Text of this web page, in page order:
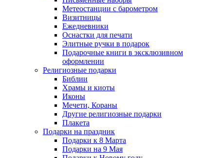
Метеостанции с барометром
Визитницы
Ежедневники
Оснастки для печати
Элитные ручки в подарок
Подарочные книги в эксклюзивном
оформлении
Религиозные подарки
Библии
Храмы и киоты
Иконы
Мечети, Кораны
Другие религиозные подарки
Плакета
Подарки на праздник
Подарки к 8 Марта
Подарки на 9 Мая